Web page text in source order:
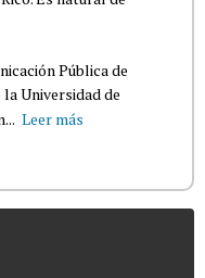
Pública de
Universidad de
Leer más